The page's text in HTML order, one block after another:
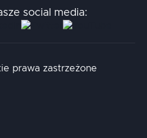
social media:
prawa zastrzeżone